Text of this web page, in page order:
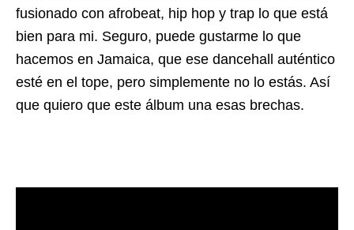
fusionado con afrobeat, hip hop y trap lo que está
bien para mi. Seguro, puede gustarme lo que
hacemos en Jamaica, que ese dancehall auténtico
esté en el tope, pero simplemente no lo estás. Así
que quiero que este álbum una esas brechas.